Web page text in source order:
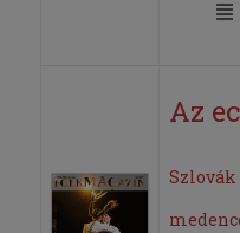
Az
Szlovák